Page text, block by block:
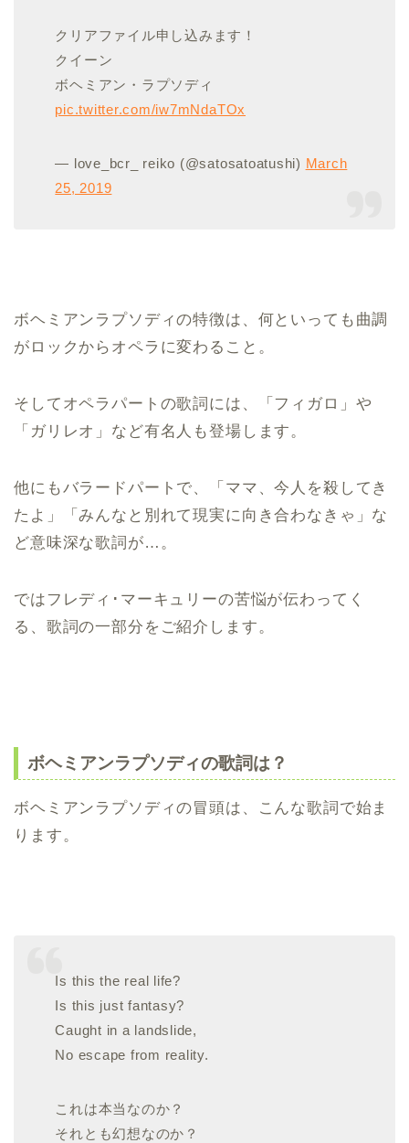
クリアファイル申し込みます！
クイーン
ボヘミアン・ラプソディ
pic.twitter.com/iw7mNdaTOx
— love_bcr_ reiko (@satosatoatushi) March
25, 2019
ボヘミアンラプソディの特徴は、何といっても曲調
がロックからオペラに変わること。
そしてオペラパートの歌詞には、「フィガロ」や
「ガリレオ」など有名人も登場します。
他にもバラードパートで、「ママ、今人を殺してき
たよ」「みんなと別れて現実に向き合わなきゃ」な
ど意味深な歌詞が…。
ではフレディ･マーキュリーの苦悩が伝わってく
る、歌詞の一部分をご紹介します。
ボヘミアンラプソディの歌詞は？
ボヘミアンラプソディの冒頭は、こんな歌詞で始ま
ります。
Is this the real life?
Is this just fantasy?
Caught in a landslide,
No escape from reality.
これは本当なのか？
それとも幻想なのか？